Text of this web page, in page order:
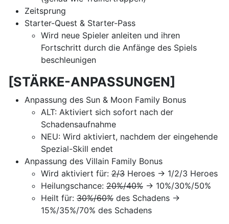
Zeitsprung
Starter-Quest & Starter-Pass
Wird neue Spieler anleiten und ihren
Fortschritt durch die Anfänge des Spiels
beschleunigen
[STÄRKE-ANPASSUNGEN]
Anpassung des Sun & Moon Family Bonus
ALT: Aktiviert sich sofort nach der
Schadensaufnahme
NEU: Wird aktiviert, nachdem der eingehende
Spezial-Skill endet
Anpassung des Villain Family Bonus
Wird aktiviert für: 2/3 Heroes → 1/2/3 Heroes
Heilungschance: 20%/40% → 10%/30%/50%
Heilt für: 30%/60% des Schadens →
15%/35%/70% des Schadens